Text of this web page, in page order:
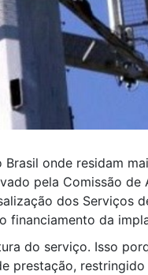
onde residam
pela Comissão de
dos Serviços
da
do serviço. Isso
prestação,